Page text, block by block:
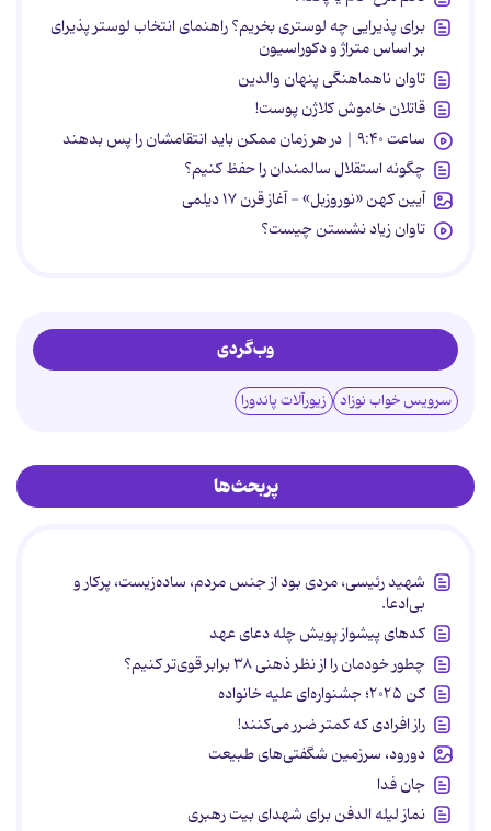
برای پذیرایی چه لوستری بخریم؟ راهنمای انتخاب لوستر پذیرای
بر اساس متراژ و دکوراسیون
تاوان ناهماهنگی پنهان والدین
قاتلان خاموش کلاژن پوست!
ساعت ۹:۴۰ | در هر زمان ممکن باید انتقامشان را پس بدهند
چگونه استقلال سالمندان را حفظ کنیم؟
آیین کهن «نوروزبل» - آغاز قرن ۱۷ دیلمی
تاوان زیاد نشستن چیست؟
وب‌گردی
سرویس خواب نوزاد زیورآلات پاندورا
پربحث‌ها
شهید رئیسی، مردی بود از جنس مردم، ساده‌زیست، پرکار و
بی‌ادعا.
کدهای پیشواز پویش چله دعای عهد
چطور خودمان را از نظر ذهنی ۳۸ برابر قوی‌تر کنیم؟
کن ۲۰۲۵؛ جشنواره‌ای علیه خانواده
راز افرادی که کمتر ضرر می‌کنند!
دورود، سرزمین شگفتی‌های طبیعت
جان فدا
نماز لیله الدفن برای شهدای بیت رهبری